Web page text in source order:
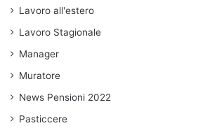
Lavoro all'estero
Lavoro Stagionale
Manager
Muratore
News Pensioni 2022
Pasticcere